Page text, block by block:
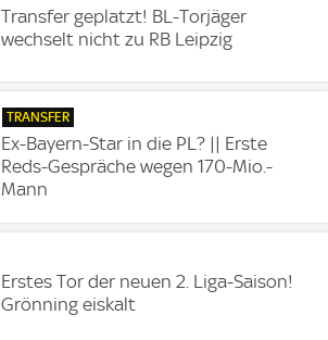
Transfer geplatzt! BL-Torjäger
wechselt nicht zu RB Leipzig
TRANSFER
Ex-Bayern-Star in die PL? || Erste
Reds-Gespräche wegen 170-Mio.-
Mann
Erstes Tor der neuen 2. Liga-Saison!
Grönning eiskalt